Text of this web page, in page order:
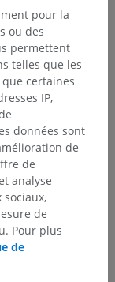
une
pour la
ou des
permettent
telles que les
certaines
IP,
données sont
de
de
analyse
sociaux,
de
Pour plus
de